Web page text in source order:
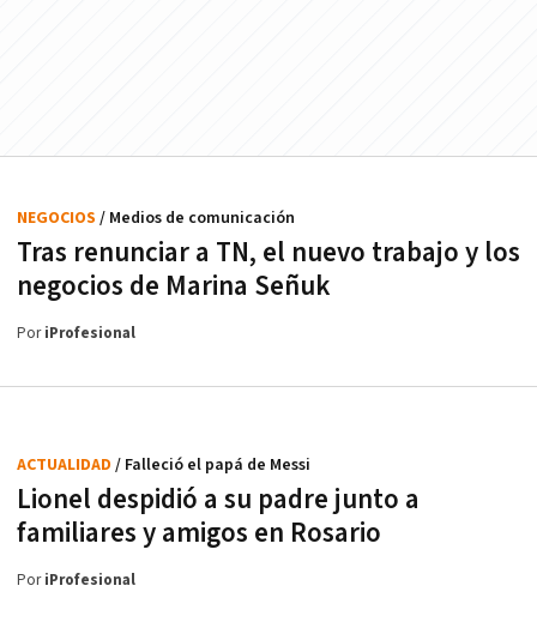
Tras renunciar a TN, el nuevo trabajo y los
negocios de Marina Señuk
NEGOCIOS / Medios de comunicación
PoriProfesional
Lionel despidió a su padre junto a
familiares y amigos en Rosario
ACTUALIDAD / Falleció el papá de Messi
PoriProfesional